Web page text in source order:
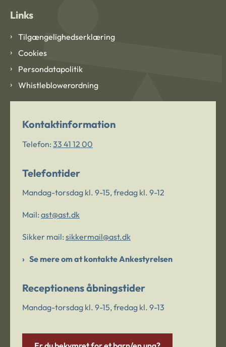
Links
Tilgængelighedserklæring
Cookies
Persondatapolitik
Whistleblowerordning
Kontaktinformation
Telefon: 33 41 12 00
Telefontider
Mandag-torsdag kl. 9-15, fredag kl. 9-12
Mail: ast@ast.dk
Sikker mail: sikkermail@ast.dk
Se mere om at kontakte Ankestyrelsen
Receptionens åbningstider
Mandag-torsdag kl. 9-15, fredag kl. 9-13